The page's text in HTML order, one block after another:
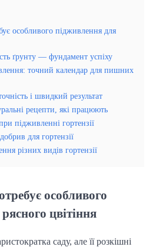
особливого підживлення для
ґрунту — фундамент успіху
точний календар для пишних
і швидкий результат
рецепти, які працюють
підживленні гортензії
для гортензії
різних видів гортензії
особливого
цвітіння
саду, але її розкішні